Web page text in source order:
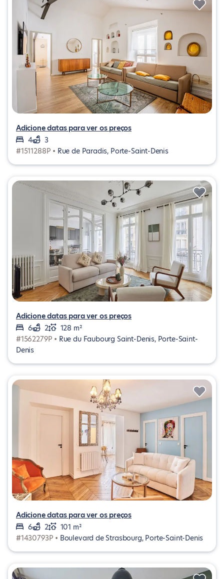
Adicione datas para ver os preços
4
3
#1511288P • Rue de Paradis, Porte-Saint-Denis
Adicione datas para ver os preços
6
2
128 m²
#1562279P • Rue du Faubourg Saint-Denis, Porte-Saint-
Denis
Adicione datas para ver os preços
6
2
101 m²
#1430793P • Boulevard de Strasbourg, Porte-Saint-Denis